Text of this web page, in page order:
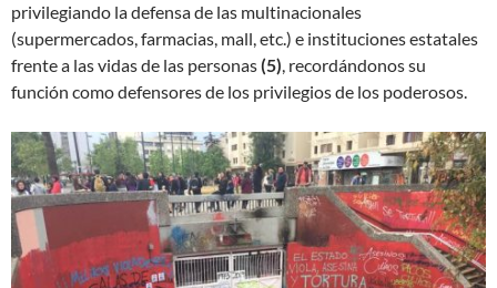
privilegiando la defensa de las multinacionales
(supermercados, farmacias, mall, etc.) e instituciones estatales
frente a las vidas de las personas(5), recordándonos su
función como defensores de los privilegios de los poderosos.